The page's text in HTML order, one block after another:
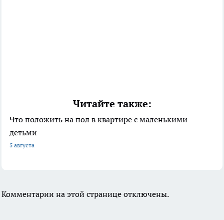
Читайте также:
Что положить на пол в квартире с маленькими
детьми
5 августа
Комментарии на этой странице отключены.